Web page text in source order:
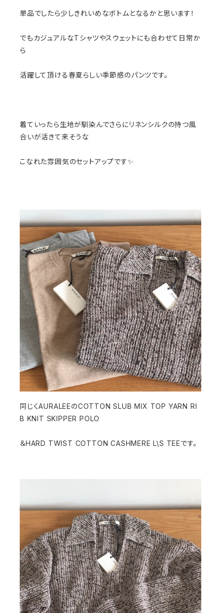
単品でしたら少しきれいめなボトムとなるかと思います！
でもカジュアルなTシャツやスウェットにも合わせて日常か
ら
活躍して頂ける春夏らしい季節感のパンツです。
着ていったら生地が馴染んでさらにリネンシルクの持つ風
合いが活きて来そうな
こなれた雰囲気のセットアップです✨
同じくAURALEEのCOTTON SLUB MIX TOP YARN RI
B KNIT SKIPPER POLO
＆HARD TWIST COTTON CASHMERE L\S TEEです。